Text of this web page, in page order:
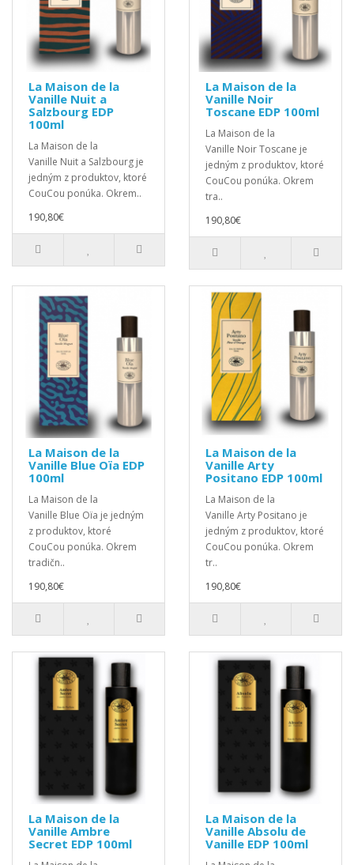
La Maison de la
Vanille Nuit a
Salzbourg EDP
100ml
La Maison de la
Vanille Nuit a Salzbourg je
jedným z produktov, ktoré
CouCou ponúka. Okrem..
190,80€
La Maison de la
Vanille Noir
Toscane EDP 100ml
La Maison de la
Vanille Noir Toscane je
jedným z produktov, ktoré
CouCou ponúka. Okrem
tra..
190,80€
La Maison de la
Vanille Blue Oïa EDP
100ml
La Maison de la
Vanille Blue Oïa je jedným
z produktov, ktoré
CouCou ponúka. Okrem
tradičn..
190,80€
La Maison de la
Vanille Arty
Positano EDP 100ml
La Maison de la
Vanille Arty Positano je
jedným z produktov, ktoré
CouCou ponúka. Okrem
tr..
190,80€
La Maison de la
Vanille Ambre
Secret EDP 100ml
La Maison de la
Vanille Absolu de
Vanille EDP 100ml